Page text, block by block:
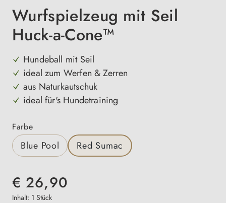
Wurfspielzeug mit Seil
Huck-a-Cone™
Hundeball mit Seil
ideal zum Werfen & Zerren
aus Naturkautschuk
ideal für's Hundetraining
Farbeauswählen
Blue Pool Red Sumac
€ 26,90
Inhalt: 1 Stück